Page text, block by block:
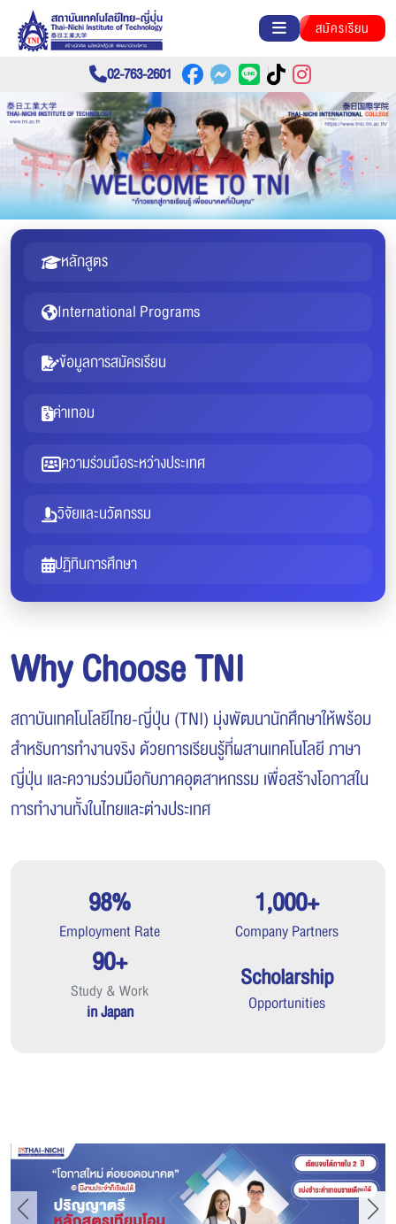
สมัครเรียน
02-763-2601
หลักสูตร
International Programs
ข้อมูลการสมัครเรียน
ค่าเทอม
ความร่วมมือระหว่างประเทศ
วิจัยและนวัตกรรม
ปฏิทินการศึกษา
Why Choose TNI
สถาบันเทคโนโลยีไทย-ญี่ปุ่น (TNI) มุ่งพัฒนานักศึกษาให้พร้อม
สำหรับการทำงานจริง ด้วยการเรียนรู้ที่ผสานเทคโนโลยี ภาษา
ญี่ปุ่น และความร่วมมือกับภาคอุตสาหกรรม เพื่อสร้างโอกาสใน
การทำงานทั้งในไทยและต่างประเทศ
98%
Employment Rate
1,000+
Company Partners
90+
Study & Work
in Japan
Scholarship
Opportunities